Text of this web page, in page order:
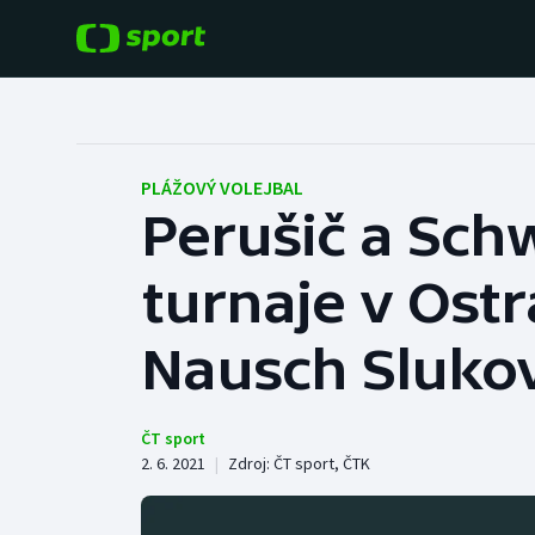
Fotbal
Hokej
Tenis
Atletika
Baseball a softbal
Basketbal
Biatlon
PLÁŽOVÝ VOLEJBAL
Perušič a
turnaje v
Nausch
ČT sport
2. 6. 2021 | Zdroj: ČT sport, ČTK